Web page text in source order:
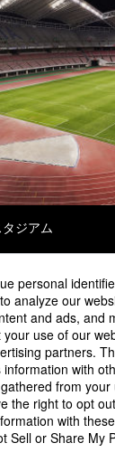
ジアム
2 3 4
クの電気設備